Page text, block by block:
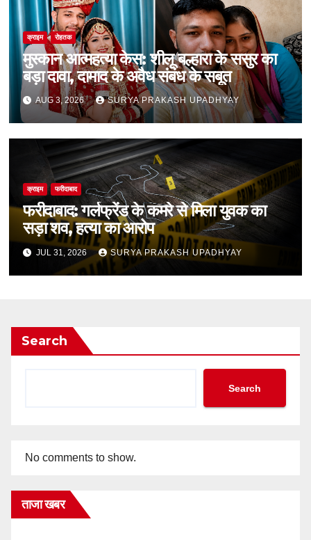
क्राइम रोहतक
मुस्कान आत्महत्या केस: शीलू बल्हारा के ससुर का
बड़ा दावा, दामाद के अवैध संबंध के सबूत
AUG 3, 2026 SURYA PRAKASH UPADHYAY
क्राइम फरीदाबाद
फरीदाबाद: गर्लफ्रेंड के कमरे से मिला युवक का
सड़ा शव, हत्या का आरोप
JUL 31, 2026 SURYA PRAKASH UPADHYAY
Search
Search
No comments to show.
ताजा खबर